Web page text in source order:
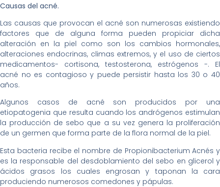
Causas del acné.
Las causas que provocan el acné son numerosas existiendo
factores que de alguna forma pueden propiciar dicha
alteración en la piel como son los cambios hormonales,
alteraciones endocrinas, climas extremos, y el uso de ciertos
medicamentos- cortisona, testosterona, estrógenos -. El
acné no es contagioso y puede persistir hasta los 30 o 40
años.
Algunos casos de acné son producidos por una
etiopatogenia que resulta cuando los andrógenos estimulan
la producción de sebo que a su vez genera la proliferación
de un germen que forma parte de la flora normal de la piel.
Esta bacteria recibe el nombre de Propionibacterium Acnés y
es la responsable del desdoblamiento del sebo en glicerol y
ácidos grasos los cuales engrosan y taponan la cara
produciendo numerosos comedones y pápulas.